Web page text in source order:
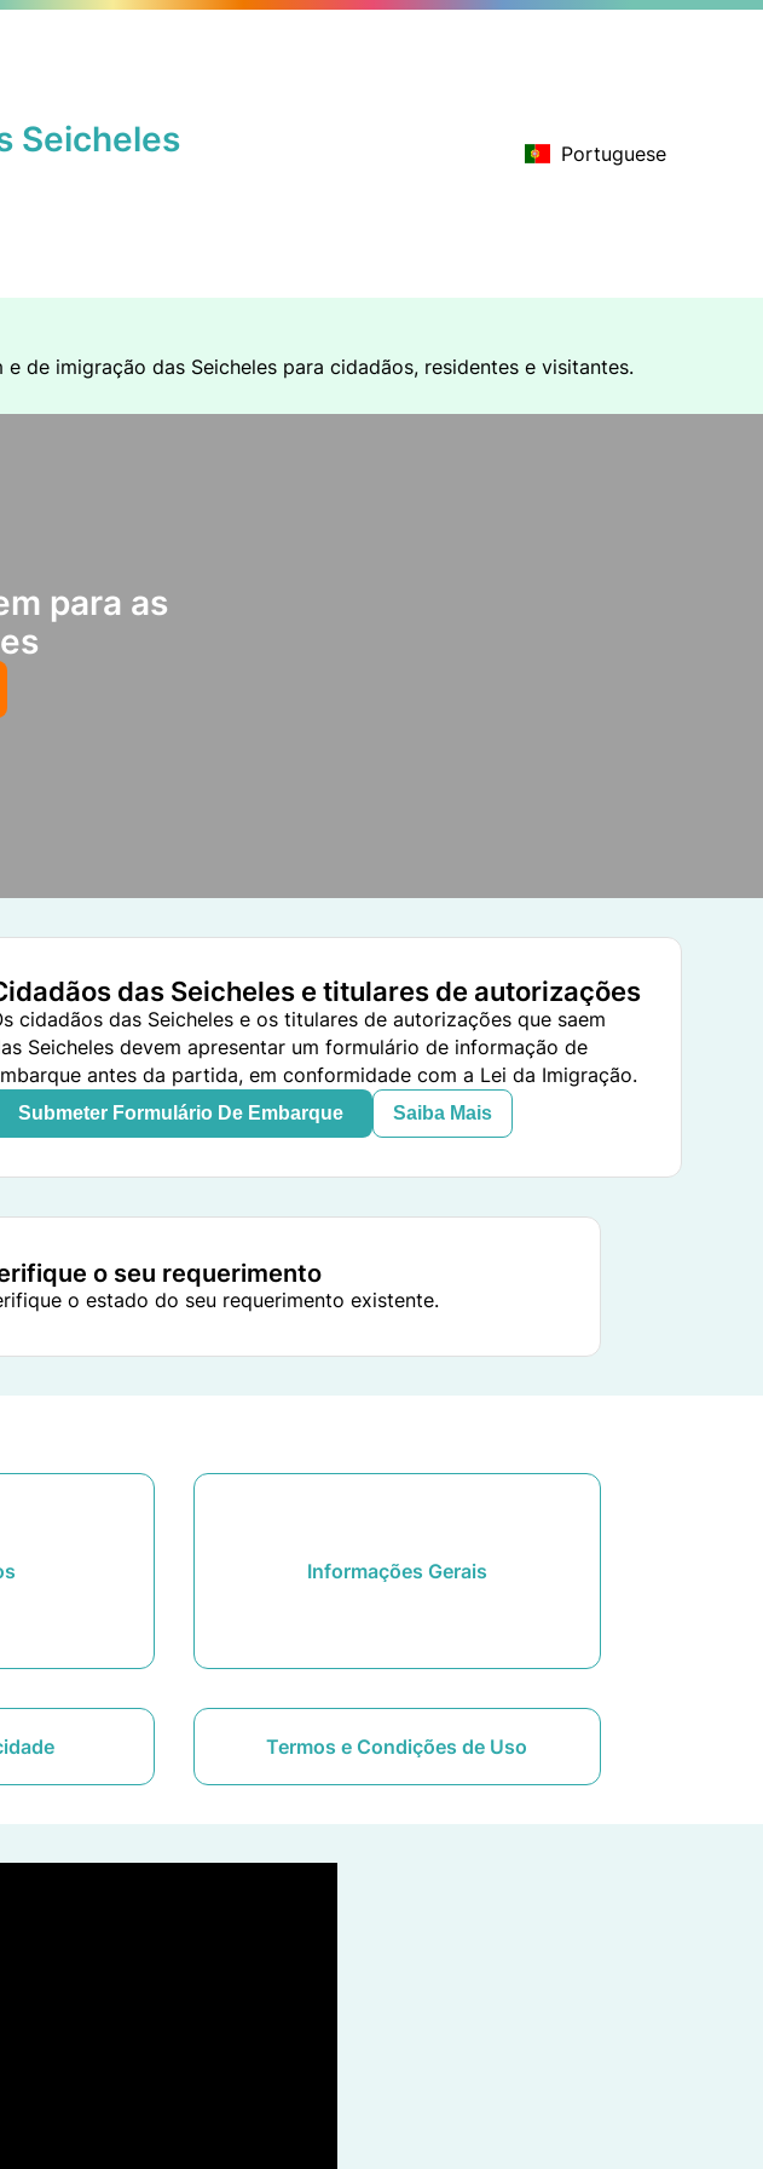
Seicheles Portuguese
de imigração das Seicheles para cidadãos, residentes e visitantes.
para as
das Seicheles e titulares de autorizações
cidadãos das Seicheles e os titulares de autorizações que saem
Seicheles devem apresentar um formulário de informação de
antes da partida, em conformidade com a Lei da Imigração.
Submeter Formulário De Embarque Saiba Mais
o seu requerimento
o estado do seu requerimento existente.
Informações Gerais
Termos e Condições de Uso